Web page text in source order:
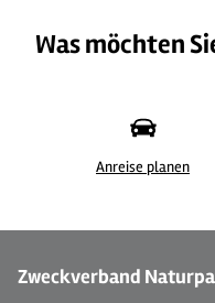
Was möchten
Anreise planen
Zweckverband